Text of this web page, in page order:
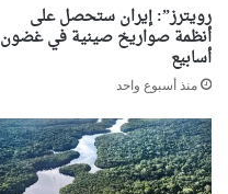
رويترز”: إيران ستحصل على
أنظمة صواريخ صينية في غضون
أسابيع
منذ أسبوع واحد